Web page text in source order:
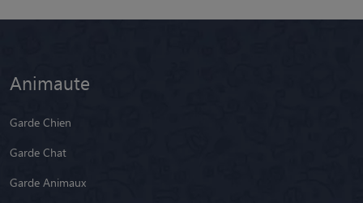
Animaute
Garde Chien
Garde Chat
Garde Animaux